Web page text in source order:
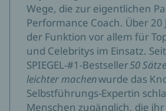
Wege, die zur eigentlichen
Performance Coach. Über 20
der Funktion vor allem für
und Celebritys im Einsatz.
SPIEGEL-#1-Bestseller50
leichter machenwurde das
Selbstführungs-Expertin
Menschen zugänglich, die ihr